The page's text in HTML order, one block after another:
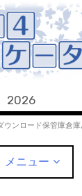
2026
ウンロード保管庫
メニュー